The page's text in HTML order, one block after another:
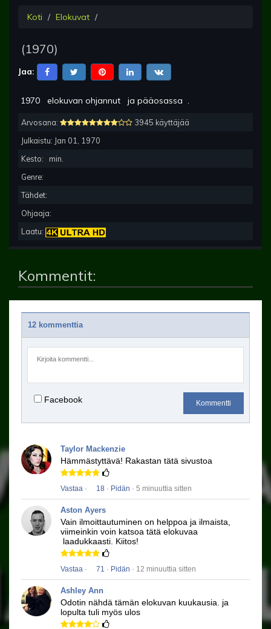
Koti Elokuvat
(1970)
Jaa:
1970 elokuvan ohjannut ja pääosassa .
Arvosana:
3945 käyttäjää
Julkaistu: Jan 01, 1970
Kesto:
min.
Genre:
Tähdet:
Ohjaaja:
Laatu:
Kommentit:
12 kommenttia
Facebook Kommentti
Taylor Mackenzie
Hämmästyttävä! Rakastan tätä sivustoa
Vastaa · 18 · Pidän · 5 minuuttia sitten
Aston Ayers
Vain ilmoittautuminen on helppoa ja ilmaista,
viimeinkin voin katsoa tätä elokuvaa
laadukkaasti. Kiitos!
Vastaa · 71 · Pidän · 12 minuuttia sitten
Ashley Ann
Odotin nähdä tämän elokuvan kuukausia. ja
lopulta tuli myös ulos